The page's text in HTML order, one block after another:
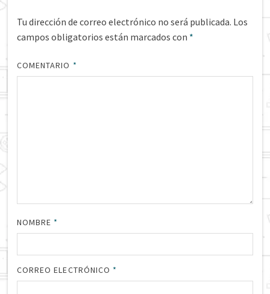
Tu dirección de correo electrónico no será publicada. Los
campos obligatorios están marcados con *
COMENTARIO *
NOMBRE *
CORREO ELECTRÓNICO *